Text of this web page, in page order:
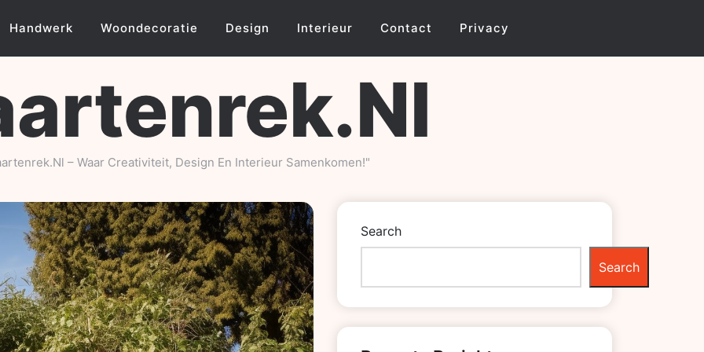
Handwerk Woondecoratie Design Interieur Contact Privacy
– Waar Creativiteit, Design En Interieur Samenkomen!"
Search
Search